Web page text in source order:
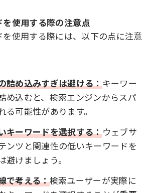
を使用する際の注意点
を使用する際には、以下の点に注意
詰め込みすぎは避ける：キーワー
め込むと、検索エンジンからスパ
る可能性があります。
キーワードを選択する：ウェブサ
ンツと関連性の低いキーワードを
避けましょう。
で考える：検索ユーザーが実際に